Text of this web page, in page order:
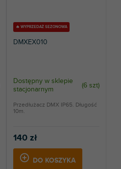
🔥 WYPRZEDAŻ SEZONOWA
DMXEX010
Dostępny w sklepie
stacjonarnym
(6 szt)
140 zł
DO KOSZYKA
Przedłużacz DMX IP65. Długość
10m.